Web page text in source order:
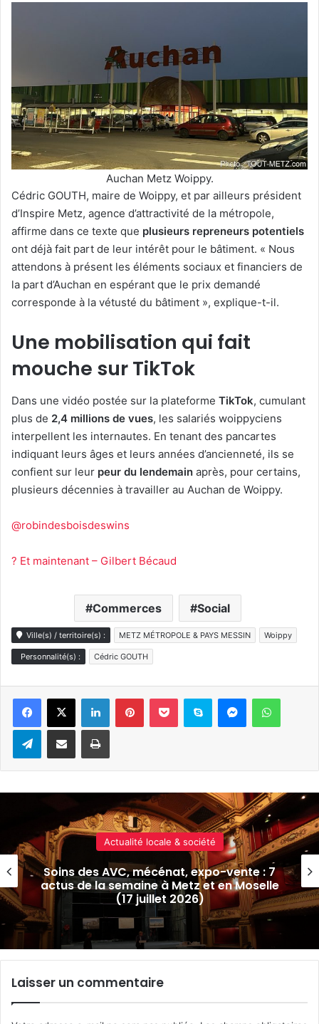
Auchan Metz Woippy.
Cédric GOUTH, maire de Woippy, et par ailleurs président
d’Inspire Metz, agence d’attractivité de la métropole,
affirme dans ce texte que plusieurs repreneurs potentiels
ont déjà fait part de leur intérêt pour le bâtiment. « Nous
attendons à présent les éléments sociaux et financiers de
la part d’Auchan en espérant que le prix demandé
corresponde à la vétusté du bâtiment », explique-t-il.
Une mobilisation qui fait
mouche sur TikTok
Dans une vidéo postée sur la plateforme TikTok, cumulant
plus de 2,4 millions de vues, les salariés woippyciens
interpellent les internautes. En tenant des pancartes
indiquant leurs âges et leurs années d’ancienneté, ils se
confient sur leur peur du lendemain après, pour certains,
plusieurs décennies à travailler au Auchan de Woippy.
@robindesboisdeswins
? Et maintenant – Gilbert Bécaud
Commerces Social
Ville(s) / territoire(s) : METZ MÉTROPOLE & PAYS MESSIN Woippy
Personnalité(s) : Cédric GOUTH
LinkedinPinterestPocket Skype Messenger
TelegramPartager par e-mail Imprimer
Economie & emploi
Metz : la Fnac va délaisser les Galeries
Lafayette pour la rue Serpenoise
Laisser un commentaire